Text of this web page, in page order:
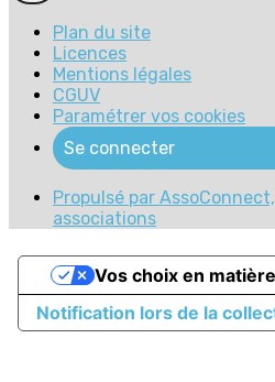
Plan du site
Licences
Mentions légales
CGUV
Paramétrer vos cookies
Se connecter
Propulsé par
associations
Notification lors de la
Vos choix en